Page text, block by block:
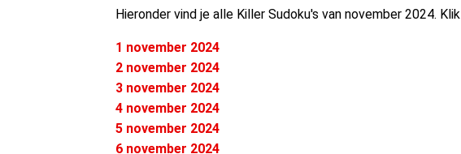
Hieronder vind je alle Killer Sudoku's van november 2024. Klik
1 november 2024
2 november 2024
3 november 2024
4 november 2024
5 november 2024
6 november 2024